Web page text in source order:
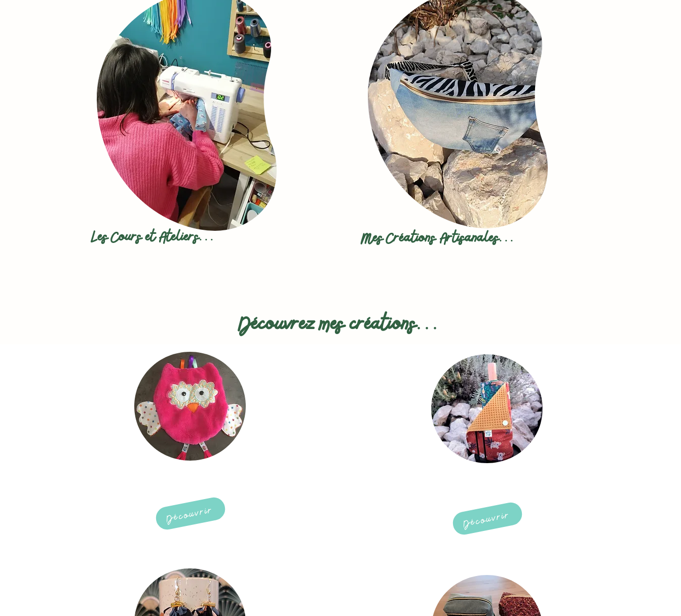
Les Cours et Ateliers... Mes Créations Artisanales...
Découvrez mes créations...
Découvrir Découvrir